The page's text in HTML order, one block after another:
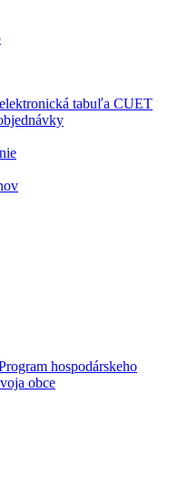
tabuľa CUET
hospodárskeho
obce